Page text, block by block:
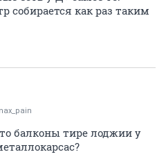
собирается как раз таким
балконы тире лоджии у